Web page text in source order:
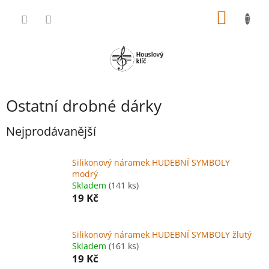
Ostatní drobné dárky
Nejprodávanější
Silikonový náramek HUDEBNÍ SYMBOLY
modrý
Skladem (141 ks)
19 Kč
Silikonový náramek HUDEBNÍ SYMBOLY žlutý
Skladem (161 ks)
19 Kč